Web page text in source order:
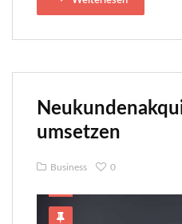
umsetzen
Business 0